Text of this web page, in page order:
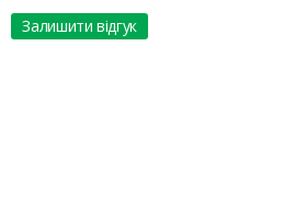
Залишити відгук